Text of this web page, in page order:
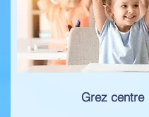
Grez centre